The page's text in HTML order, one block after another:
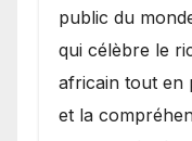
public du
qui célèbre le
africain tout en
et la